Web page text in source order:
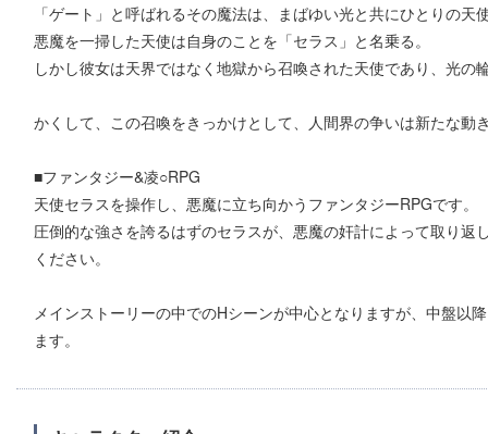
「ゲート」と呼ばれるその魔法は、まばゆい光と共にひとりの天
悪魔を一掃した天使は自身のことを「セラス」と名乗る。
しかし彼女は天界ではなく地獄から召喚された天使であり、光の
かくして、この召喚をきっかけとして、人間界の争いは新たな動
■ファンタジー&凌○RPG
天使セラスを操作し、悪魔に立ち向かうファンタジーRPGです。
圧倒的な強さを誇るはずのセラスが、悪魔の奸計によって取り
ください。
メインストーリーの中でのHシーンが中心となりますが、中盤以
ます。